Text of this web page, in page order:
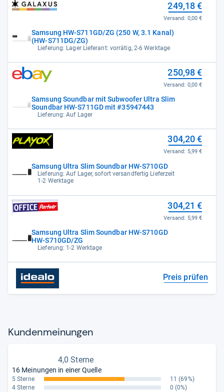
Samsung HW-S711GD/ZG (250 W, 3.1 Kanal)
(HW-S711DG/ZG)
Lieferung: Lager Lieferant: vorrätig, 2-6 Werktage
249,18 €
Versand: 0,00 €
Samsung Soundbar mit Subwoofer Ultra Slim
Soundbar HW-S711GD mit #35947443
Lieferung: Auf Lager
250,98 €
Versand: 0,00 €
Samsung Ultra Slim Soundbar HW-S710GD
Lieferung: Auf Lager, sofort versandfertig Lieferzeit
1-2 Werktage
304,20 €
Versand: 5,99 €
Samsung Ultra Slim Soundbar HW-S710GD
HW-S710GD/ZG
Lieferung: 1-2 Werktage
304,21 €
Versand: 5,99 €
Preis prüfen
Kun­den­mei­nun­gen
4,0 Sterne
16 Meinungen in einer Quelle
5 Sterne 11 (69%)
4 Sterne
0 (0%)